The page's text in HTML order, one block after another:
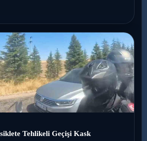
Tehlikeli Geçişi Kask